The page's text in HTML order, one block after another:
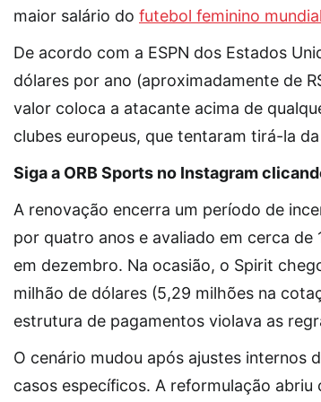
maior salário do futebol feminino mundial
De acordo com a ESPN dos Estados
dólares por ano (aproximadamente de
valor coloca a atacante acima de
clubes europeus, que tentaram tirá-la da
Siga a ORB Sports no Instagram
A renovação encerra um período de
por quatro anos e avaliado em cerca de
em dezembro. Na ocasião, o Spirit
milhão de dólares (5,29 milhões na
estrutura de pagamentos violava as
O cenário mudou após ajustes internos
casos específicos. A reformulação